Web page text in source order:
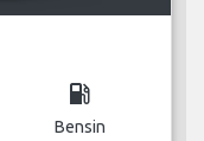
local_gas_station
Bensin